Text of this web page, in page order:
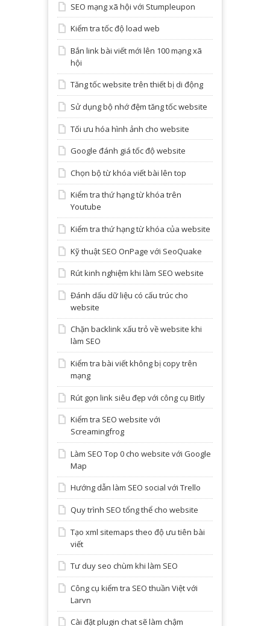
SEO mạng xã hội với Stumpleupon
Kiểm tra tốc độ load web
Bắn link bài viết mới lên 100 mạng xã
hội
Tăng tốc website trên thiết bị di động
Sử dụng bộ nhớ đệm tăng tốc website
Tối ưu hóa hình ảnh cho website
Google đánh giá tốc độ website
Chọn bộ từ khóa viết bài lên top
Kiểm tra thứ hạng từ khóa trên
Youtube
Kiểm tra thứ hạng từ khóa của website
Kỹ thuật SEO OnPage với SeoQuake
Rút kinh nghiệm khi làm SEO website
Đánh dấu dữ liệu có cấu trúc cho
website
Chặn backlink xấu trỏ về website khi
làm SEO
Kiểm tra bài viết không bị copy trên
mạng
Rút gọn link siêu đẹp với công cụ Bitly
Kiểm tra SEO website với
Screamingfrog
Làm SEO Top 0 cho website với Google
Map
Hướng dẫn làm SEO social với Trello
Quy trình SEO tổng thể cho website
Tạo xml sitemaps theo độ ưu tiên bài
viết
Tư duy seo chùm khi làm SEO
Công cụ kiểm tra SEO thuần Việt với
Larvn
Cài đặt plugin chat sẽ làm chậm